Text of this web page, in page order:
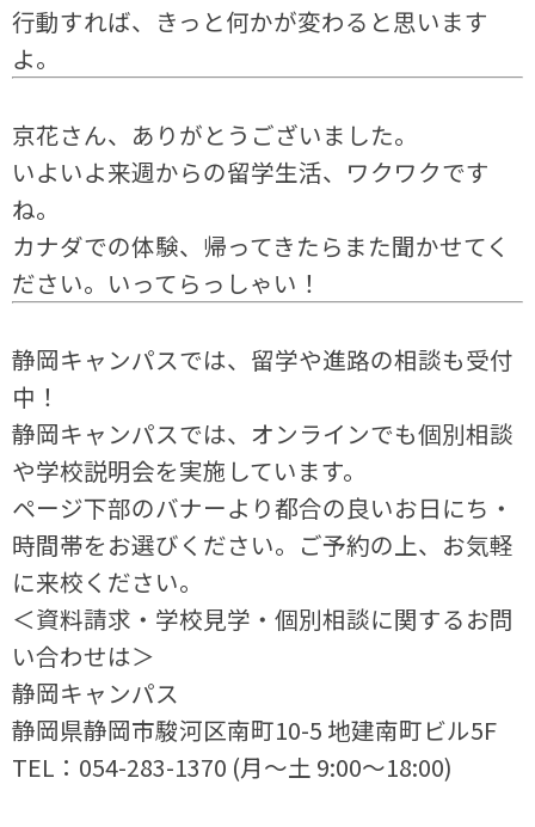
行動すれば、きっと何かが変わると思います
よ。
京花さん、ありがとうございました。
いよいよ来週からの留学生活、ワクワクです
ね。
カナダでの体験、帰ってきたらまた聞かせてく
ださい。いってらっしゃい！
静岡キャンパスでは、留学や進路の相談も受付
中！
静岡キャンパスでは、オンラインでも個別相談
や学校説明会を実施しています。
ページ下部のバナーより都合の良いお日にち・
時間帯をお選びください。ご予約の上、お気軽
に来校ください。
＜資料請求・学校見学・個別相談に関するお問
い合わせは＞
静岡キャンパス
静岡県静岡市駿河区南町10-5 地建南町ビル5F
TEL：054-283-1370 (月～土 9:00～18:00)